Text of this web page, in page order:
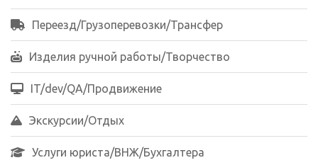
Переезд/Грузоперевозки/Трансфер
Изделия ручной работы/Творчество
IT/dev/QA/Продвижение
Экскурсии/Отдых
Услуги юриста/ВНЖ/Бухгалтера